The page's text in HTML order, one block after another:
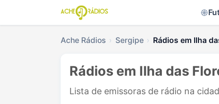
Ache Rádios Sergipe Rádios em Ilha
Rádios em Ilha das
Lista de emissoras de rádio na